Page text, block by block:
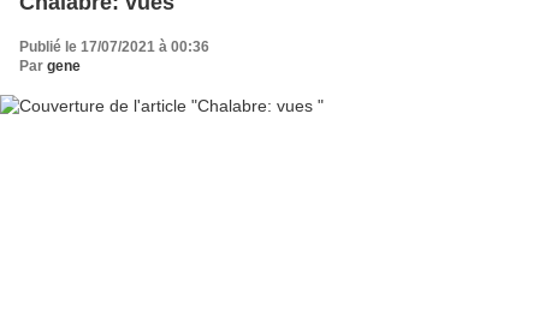
Publié le 17/07/2021 à 00:36
Par gene